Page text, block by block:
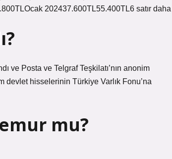
202437.600TL55.400TL6 satır daha
ve Posta ve Telgraf Teşkilatı’nın anonim
devlet hisselerinin Türkiye Varlık Fonu’na
mu?